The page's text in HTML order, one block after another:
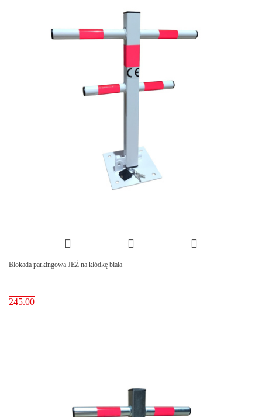
Blokada parkingowa JEŻ na kłódkę biała
245.00